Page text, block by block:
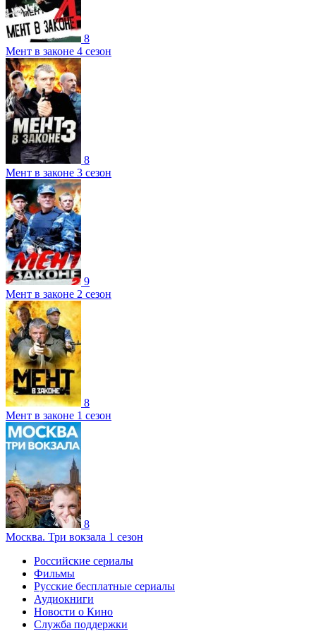
8
Мент в законе 4 сезон
8
Мент в законе 3 сезон
9
Мент в законе 2 сезон
8
Мент в законе 1 сезон
8
Москва. Три вокзала 1 сезон
Российские сериалы
Фильмы
Русские бесплатные сериалы
Аудиокниги
Новости о Кино
Служба поддержки